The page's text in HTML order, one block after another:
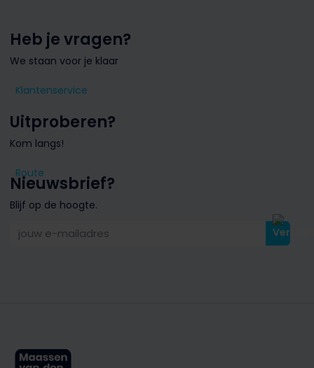
Heb je vragen?
We staan voor je klaar
Klantenservice
Uitproberen?
Kom langs!
Route
Nieuwsbrief?
Blijf op de hoogte.
jouw e-mailadres